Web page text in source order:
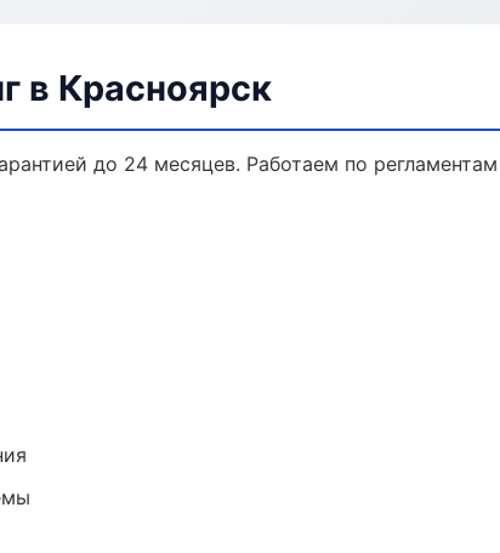
в Красноярск
до 24 месяцев. Работаем по